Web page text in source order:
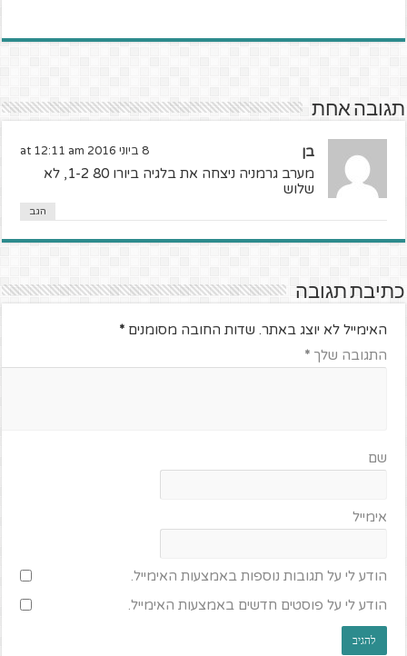
תגובה אחת
בן 8 ביוני 2016 at 12:11 am
מערב גרמניה ניצחה את בלגיה ביורו 80 1-2, לא
שלוש
הגב
כתיבת תגובה
האימייל לא יוצג באתר. שדות החובה מסומנים*
התגובה שלך*
שם
אימייל
הודע לי על תגובות נוספות באמצעות האימייל.
הודע לי על פוסטים חדשים באמצעות האימייל.